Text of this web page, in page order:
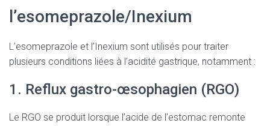
l’esomeprazole/Inexium
L’esomeprazole et l’Inexium sont utilisés pour traiter
plusieurs conditions liées à l’acidité gastrique, notamment :
1. Reflux gastro-œsophagien (RGO)
Le RGO se produit lorsque l’acide de l’estomac remonte